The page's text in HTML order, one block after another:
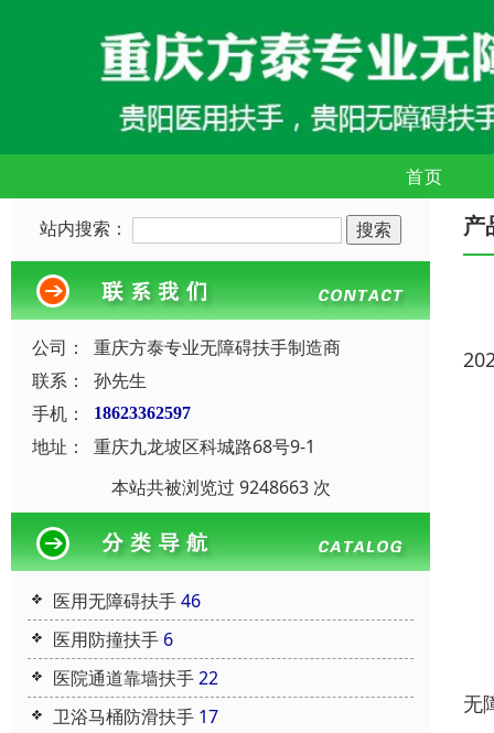
首页
站内搜索：
公司：
重庆方泰专业无障碍扶手制造商
联系：
孙先生
手机：
18623362597
地址：
重庆九龙坡区科城路68号9-1
本站共被浏览过 9248663 次
医用无障碍扶手46
医用防撞扶手 6
医院通道靠墙扶手22
卫浴马桶防滑扶手 17
产
无